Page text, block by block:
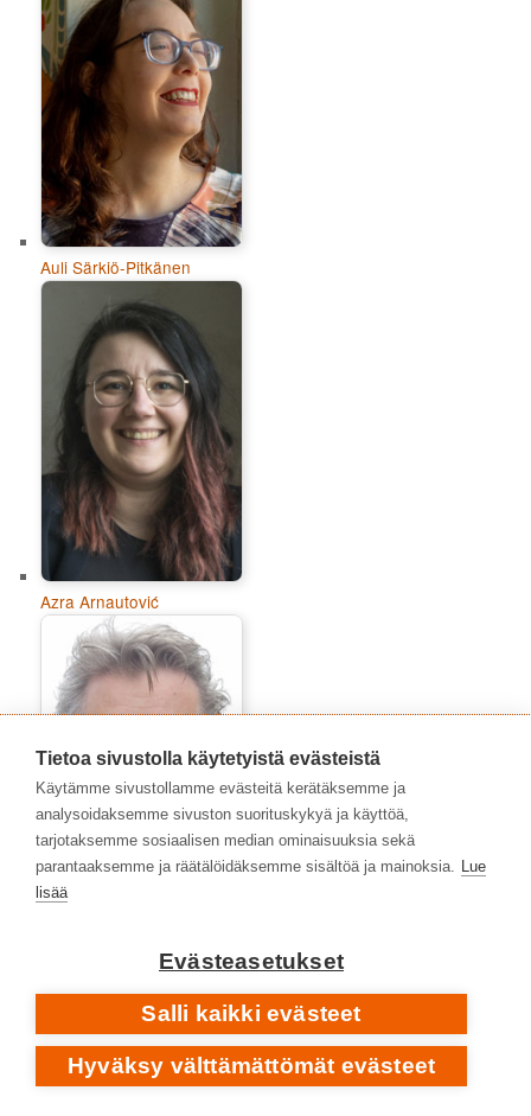
Auli Särkiö-Pitkänen
Azra Arnautović
Tietoa sivustolla käytetyistä evästeistä
Käytämme sivustollamme evästeitä kerätäksemme ja
analysoidaksemme sivuston suorituskykyä ja käyttöä,
tarjotaksemme sosiaalisen median ominaisuuksia sekä
parantaaksemme ja räätälöidäksemme sisältöä ja mainoksia. Lue
lisää
Evästeasetukset
Salli kaikki evästeet
Hyväksy välttämättömät evästeet